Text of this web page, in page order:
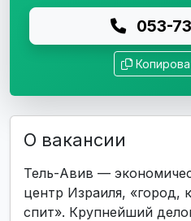
053-
О вакансии
Тель-Авив —
центр Израиля, «город,
спит». Крупнейший